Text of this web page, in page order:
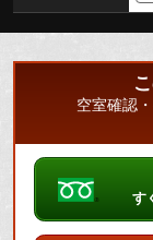
空室確認
す